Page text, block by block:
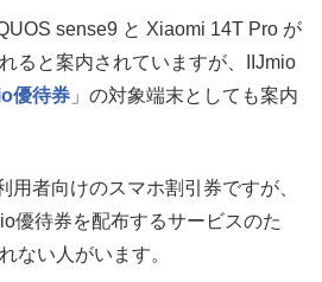
sense9 と Xiaomi 14T Pro が
ると案内されていますが、IIJmio
優待券 」の対象端末としても案内
用者向けのスマホ割引券ですが、
優待券を配布するサービスのた
ない人がいます。